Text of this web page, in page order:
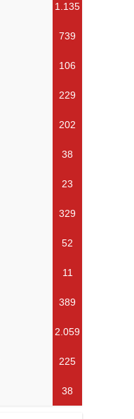
1.135
739
106
229
202
38
23
329
52
11
389
2.059
225
38